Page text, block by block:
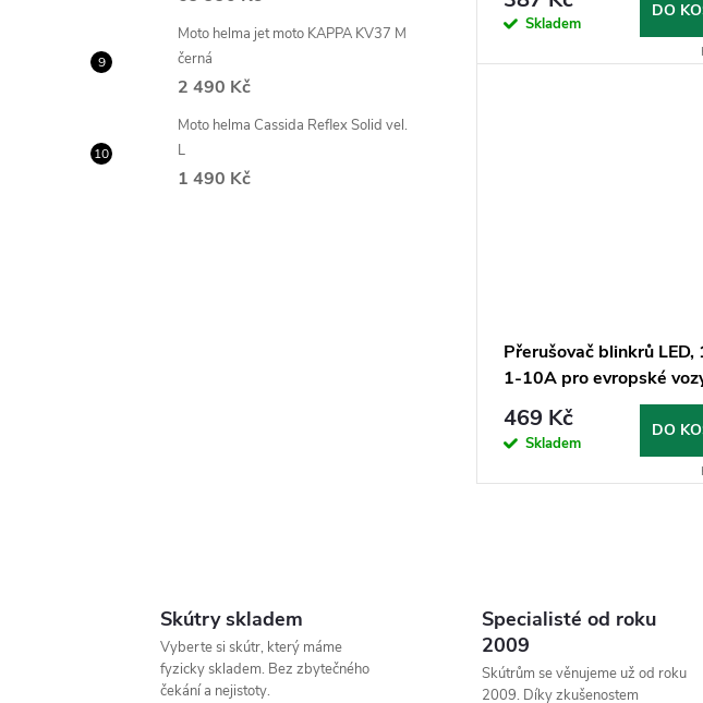
Moto helma jet moto KAPPA KV37 M
černá
2 490 Kč
Moto helma Cassida Reflex Solid vel.
L
1 490 Kč
u
o
Skladem
DO
Přerušovač blinkrů LED,
1-10A pro evropské
469 Kč
Skladem
DO
v
l
Skútry skladem
Vyberte si skútr, který máme
fyzicky skladem. Bez zbytečného
čekání a nejistoty.
Specialisté od roku
2009
Skútrům se věnujeme už od roku
2009. Díky zkušenostem